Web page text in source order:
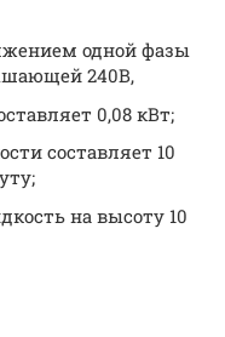
одной фазы
240В,
0,08 кВт;
составляет 10
на высоту 10